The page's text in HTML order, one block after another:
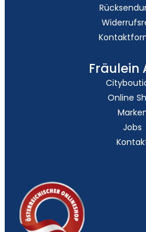
Fräulein
Online
Jobs